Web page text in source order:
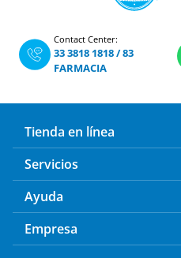
Contact Center:
33 3818 1818/83
FARMACIA
Tienda en línea
Servicios
Ayuda
Empresa